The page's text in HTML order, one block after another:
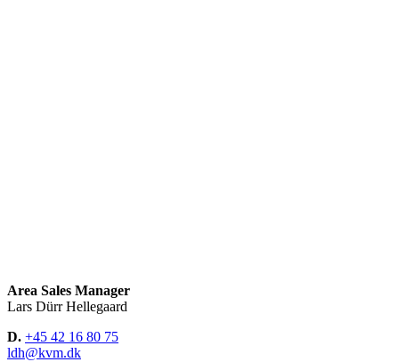
Area Sales Manager
Lars Dürr Hellegaard
D. +45 42 16 80 75
ldh@kvm.dk